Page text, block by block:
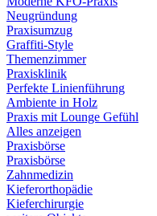
Neugründung
Praxisumzug
Graffiti-Style
Themenzimmer
Praxisklinik
Perfekte Linienführung
Ambiente in Holz
Praxis mit Lounge Gefühl
Alles anzeigen
Praxisbörse
Praxisbörse
Zahnmedizin
Kieferorthopädie
Kieferchirurgie